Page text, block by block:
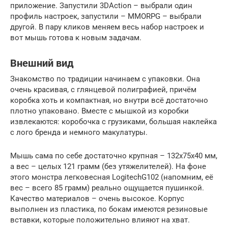
приложение. Запустили 3DAction – выбрали один
профиль настроек, запустили – MMORPG – выбрали
другой. В пару кликов меняем весь набор настроек и
вот мышь готова к новым задачам.
Внешний вид
Знакомство по традиции начинаем с упаковки. Она
очень красивая, с глянцевой полиграфией, причём
коробка хоть и компактная, но внутри всё достаточно
плотно упаковано. Вместе с мышкой из коробки
извлекаются: коробочка с грузиками, большая наклейка
с лого бренда и немного макулатуры.
Мышь сама по себе достаточно крупная – 132х75х40 мм,
а вес – целых 121 грамм (без утяжелителей). На фоне
этого монстра легковесная LogitechG102 (напомним, её
вес – всего 85 грамм) реально ощущается пушинкой.
Качество материалов – очень высокое. Корпус
выполнен из пластика, по бокам имеются резиновые
вставки, которые положительно влияют на хват.